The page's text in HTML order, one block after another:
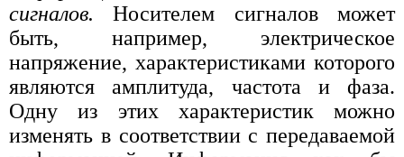
сигналов. Носителем сигналов может
быть, например, электрическое
напряжение, характеристиками которого
являются амплитуда, частота и фаза.
Одну из этих характеристик можно
изменять в соответствии с передаваемой